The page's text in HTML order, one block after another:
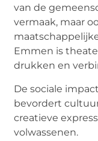
van de
vermaak, maar
Emmen is
drukken en
De sociale
bevordert
creatieve
volwassenen.